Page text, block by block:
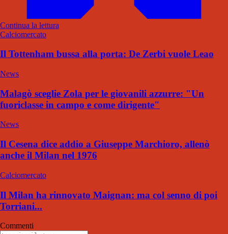
Continua la lettura
Calciomercato
Il Tottenham bussa alla porta: De Zerbi vuole Leao
News
Malagò sceglie Zola per le giovanili azzurre: "Un
fuoriclasse in campo e come dirigente"
News
Il Cesena dice addio a Giuseppe Marchioro, allenò
anche il Milan nel 1976
Calciomercato
Il Milan ha rinnovato Maignan: ma col senno di poi
Torriani...
Commenti